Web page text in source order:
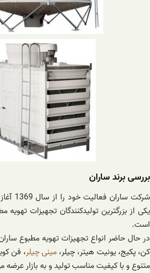
بررسی برند ساران
شرکت
یکی از بزرگترین تولیدکنندگان تجهیزات تهویه
است.
در حال حاضر انواع تجهیزات تهویه مطبوع
کن، پکیج، یونیت هیتر، چیلر،مینی چیلر، فن
متنوع و با کیفیت مناسب تولید و به بازار عرضه